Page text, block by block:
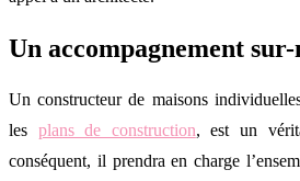
Un accompagnement sur-
Un constructeur de maisons
les plans de construction, est un
conséquent, il prendra en charge